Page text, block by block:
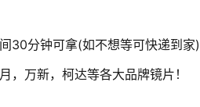
30分钟可拿(如不想等可快递到家)